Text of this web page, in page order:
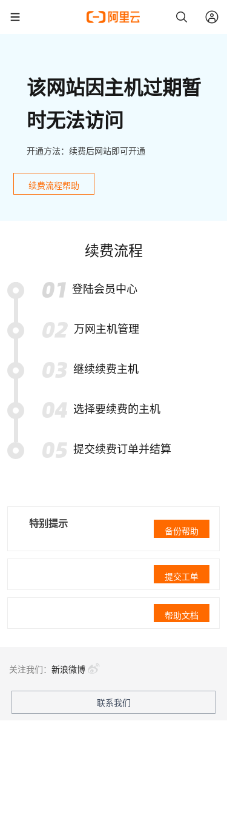
该网站因主机过期暂
时无法访问
开通方法：续费后网站即可开通
续费流程帮助
续费流程
登陆会员中心
万网主机管理
继续续费主机
选择要续费的主机
提交续费订单并结算
特别提示
备份帮助
提交工单
帮助文档